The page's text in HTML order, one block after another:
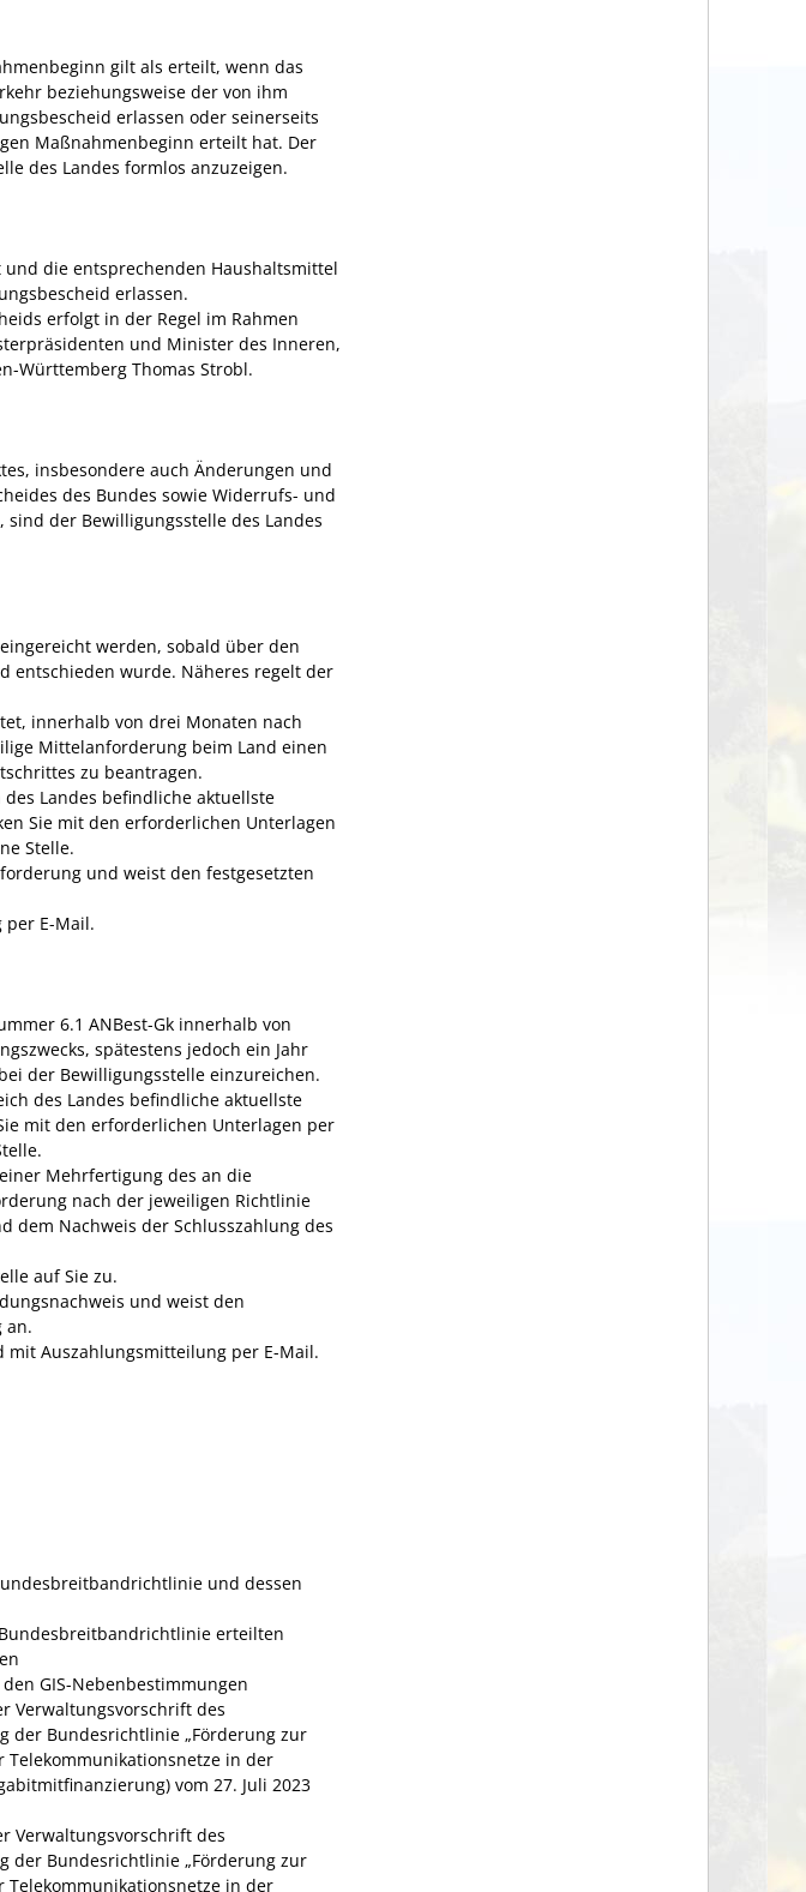
gilt als erteilt, wenn das
beziehungsweise der von ihm
erlassen oder seinerseits
Maßnahmenbeginn erteilt hat. Der
des Landes formlos anzuzeigen.
die entsprechenden Haushaltsmittel
erlassen.
erfolgt in der Regel im Rahmen
und Minister des Inneren,
Württemberg Thomas Strobl.
insbesondere auch Änderungen und
es des Bundes sowie Widerrufs- und
, sind der Bewilligungsstelle des Landes
eingereicht werden, sobald über den
entschieden wurde. Näheres regelt der
innerhalb von drei Monaten nach
Mittelanforderung beim Land einen
es zu beantragen.
Landes befindliche aktuellste
Sie mit den erforderlichen Unterlagen
Stelle.
und weist den festgesetzten
E-Mail.
6.1 ANBest-Gk innerhalb von
spätestens jedoch ein Jahr
bei der Bewilligungsstelle einzureichen.
des Landes befindliche aktuellste
mit den erforderlichen Unterlagen per
Mehrfertigung des an die
nach der jeweiligen Richtlinie
dem Nachweis der Schlusszahlung des
auf Sie zu.
und weist den
an.
mit Auszahlungsmitteilung per E-Mail.
und dessen
erteilten
GIS-Nebenbestimmungen
Verwaltungsvorschrift des
der Bundesrichtlinie „Förderung zur
Telekommunikationsnetze in der
vom 27. Juli 2023
Verwaltungsvorschrift des
der Bundesrichtlinie „Förderung zur
Telekommunikationsnetze in der